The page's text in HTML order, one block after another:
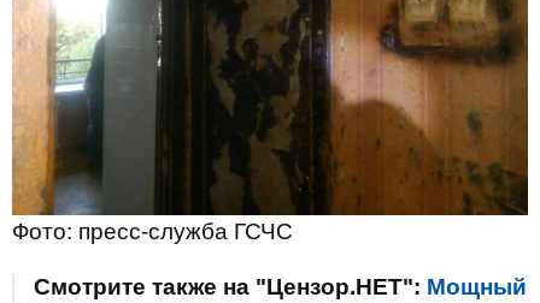
Фото: пресс-служба ГСЧС
Смотрите также на "Цензор.НЕТ": Мощный